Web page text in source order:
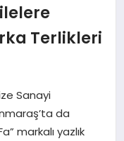
Terlikleri
Sanayi
da
markalı yazlık